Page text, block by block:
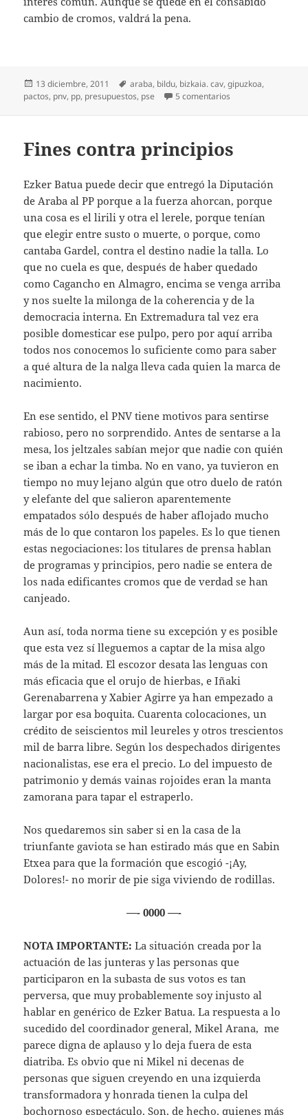
cambio de cromos, valdrá la pena.
Publicado
el
13 diciembre, 2011 Etiquetas
araba, bildu, bizkaia. cav,gipuzkoa,
pactos, pnv, pp, presupuestos, pse 5 comentarios
Fines contra principios
Ezker Batua puede decir que entregó la Diputación
de Araba al PP porque a la fuerza ahorcan, porque
una cosa es el lirili y otra el lerele, porque tenían
que elegir entre susto o muerte, o porque, como
cantaba Gardel, contra el destino nadie la talla. Lo
que no cuela es que, después de haber quedado
como Cagancho en Almagro, encima se venga arriba
y nos suelte la milonga de la coherencia y de la
democracia interna. En Extremadura tal vez era
posible domesticar ese pulpo, pero por aquí arriba
todos nos conocemos lo suficiente como para saber
a qué altura de la nalga lleva cada quien la marca de
nacimiento.
En ese sentido, el PNV tiene motivos para sentirse
rabioso, pero no sorprendido. Antes de sentarse a la
mesa, los jeltzales sabían mejor que nadie con quién
se iban a echar la timba. No en vano, ya tuvieron en
tiempo no muy lejano algún que otro duelo de ratón
y elefante del que salieron aparentemente
empatados sólo después de haber aflojado mucho
más de lo que contaron los papeles. Es lo que tienen
estas negociaciones: los titulares de prensa hablan
de programas y principios, pero nadie se entera de
los nada edificantes cromos que de verdad se han
canjeado.
Aun así, toda norma tiene su excepción y es posible
que esta vez sí lleguemos a captar de la misa algo
más de la mitad. El escozor desata las lenguas con
más eficacia que el orujo de hierbas, e Iñaki
Gerenabarrena y Xabier Agirre ya han empezado a
largar por esa boquita. Cuarenta colocaciones, un
crédito de seiscientos mil leureles y otros trescientos
mil de barra libre. Según los despechados dirigentes
nacionalistas, ese era el precio. Lo del impuesto de
patrimonio y demás vainas rojoides eran la manta
zamorana para tapar el estraperlo.
Nos quedaremos sin saber si en la casa de la
triunfante gaviota se han estirado más que en Sabin
Etxea para que la formación que escogió -¡Ay,
Dolores!- no morir de pie siga viviendo de rodillas.
—- 0000 —-
NOTA IMPORTANTE: La situación creada por la
actuación de las junteras y las personas que
participaron en la subasta de sus votos es tan
perversa, que muy probablemente soy injusto al
hablar en genérico de Ezker Batua. La respuesta a lo
sucedido del coordinador general, Mikel Arana, me
parece digna de aplauso y lo deja fuera de esta
diatriba. Es obvio que ni Mikel ni decenas de
personas que siguen creyendo en una izquierda
transformadora y honrada tienen la culpa del
bochornoso espectáculo. Son, de hecho, quienes más